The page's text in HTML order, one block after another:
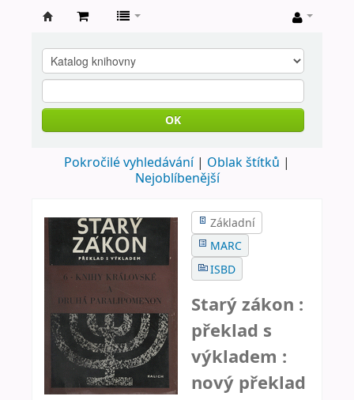
knihovna
Nové
Město
Metují
OK
Pokročilé vyhledávání
Oblak štítků
Nejoblíbenější
Základní
MARC
ISBD
Starý zákon :
překlad s
výkladem :
nový překlad